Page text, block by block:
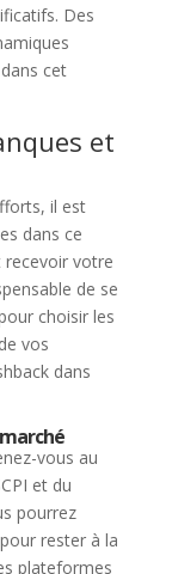
Des
cet
et
il est
dans ce
recevoir votre
de se
choisir les
vos
dans
vous au
et du
pourrez
rester à la
plateformes